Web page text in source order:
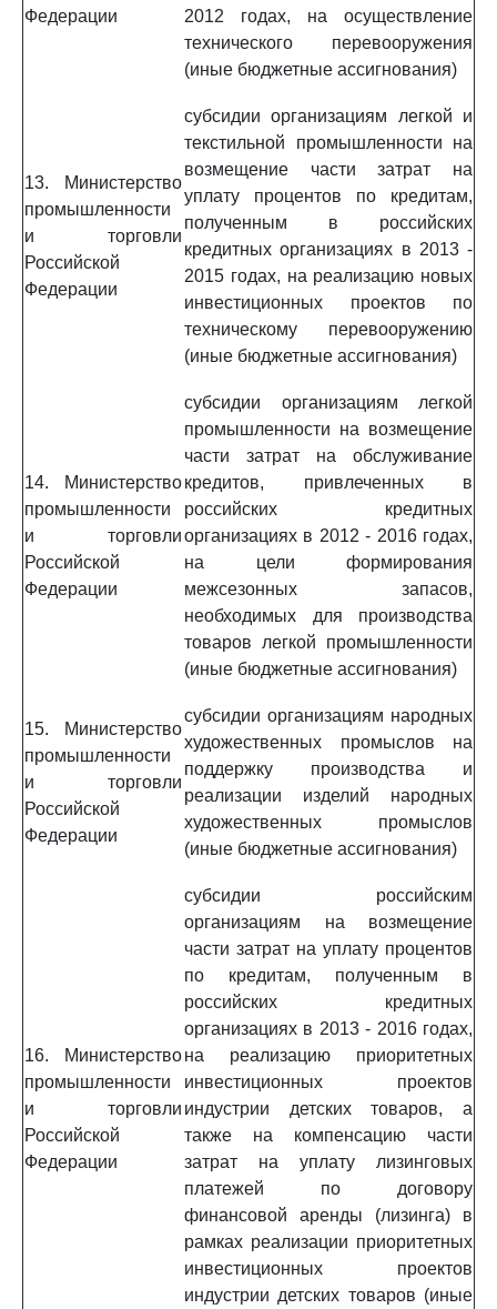
Федерации
2012 годах, на осуществление
технического перевооружения
(иные бюджетные ассигнования)
13. Министерство
промышленности
и торговли
Российской
Федерации
субсидии организациям легкой и
текстильной промышленности на
возмещение части затрат на
уплату процентов по кредитам,
полученным в российских
кредитных организациях в 2013 -
2015 годах, на реализацию новых
инвестиционных проектов по
техническому перевооружению
(иные бюджетные ассигнования)
14. Министерство
промышленности
и торговли
Российской
Федерации
субсидии организациям легкой
промышленности на возмещение
части затрат на обслуживание
кредитов, привлеченных в
российских кредитных
организациях в 2012 - 2016 годах,
на цели формирования
межсезонных запасов,
необходимых для производства
товаров легкой промышленности
(иные бюджетные ассигнования)
15. Министерство
промышленности
и торговли
Российской
Федерации
субсидии организациям народных
художественных промыслов на
поддержку производства и
реализации изделий народных
художественных промыслов
(иные бюджетные ассигнования)
16. Министерство
промышленности
и торговли
Российской
Федерации
субсидии российским
организациям на возмещение
части затрат на уплату процентов
по кредитам, полученным в
российских кредитных
организациях в 2013 - 2016 годах,
на реализацию приоритетных
инвестиционных проектов
индустрии детских товаров, а
также на компенсацию части
затрат на уплату лизинговых
платежей по договору
финансовой аренды (лизинга) в
рамках реализации приоритетных
инвестиционных проектов
индустрии детских товаров (иные